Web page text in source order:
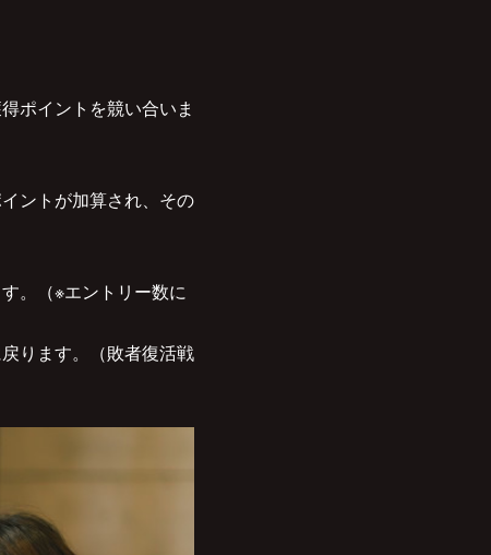
ポイントを競い合いま
ントが加算され、その
。（※エントリー数に
ります。（敗者復活戦